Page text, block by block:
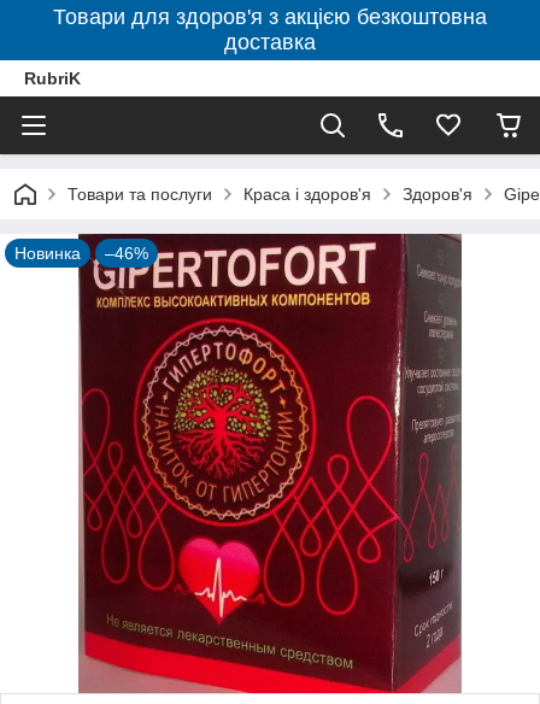
Товари для здоров'я з акцією безкоштовна
доставка
RubriK
Товари та послуги Краса і здоров'я Здоров'я
Новинка –46%